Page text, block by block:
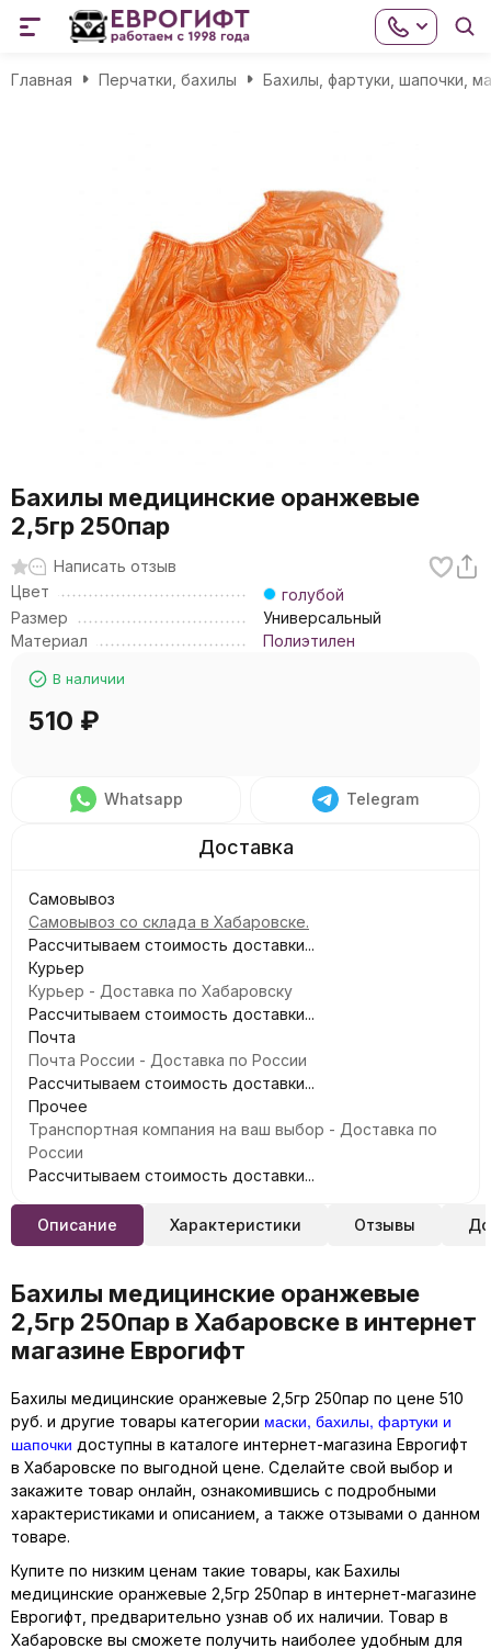
Главная Перчатки, бахилы Бахилы, фартуки, шапочки,
Бахилы медицинские оранжевые
2,5гр 250пар
Написать отзыв
Цвет
голубой
Размер
Универсальный
Материал
Полиэтилен
В наличии
510 ₽
Whatsapp Telegram
Самовывоз
Самовывоз со склада в Хабаровске.
Рассчитываем стоимость доставки...
Курьер
Курьер - Доставка по Хабаровску
Рассчитываем стоимость доставки...
Почта
Почта России - Доставка по России
Рассчитываем стоимость доставки...
Прочее
Транспортная компания на ваш выбор - Доставка по
России
Рассчитываем стоимость доставки...
Описание Характеристики Отзывы
Бахилы медицинские оранжевые
2,5гр 250пар в Хабаровске в интернет
магазине Еврогифт
Бахилы медицинские оранжевые 2,5гр 250пар по цене 510
руб. и другие товары категории маски, бахилы, фартуки и
шапочки доступны в каталоге интернет-магазина Еврогифт
в Хабаровске по выгодной цене. Сделайте свой выбор и
закажите товар онлайн, ознакомившись с подробными
характеристиками и описанием, а также отзывами о данном
товаре.
Купите по низким ценам такие товары, как Бахилы
медицинские оранжевые 2,5гр 250пар в интернет-магазине
Еврогифт, предварительно узнав об их наличии. Товар в
Хабаровске вы сможете получить наиболее удобным для